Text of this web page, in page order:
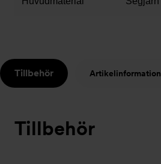
Tillbehör Artikelinformation
Tillbehör